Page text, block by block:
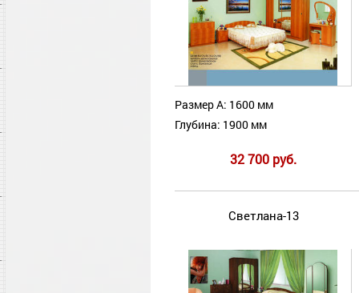
Размер А: 1600 мм
Глубина: 1900 мм
32 700 руб.
Светлана-13